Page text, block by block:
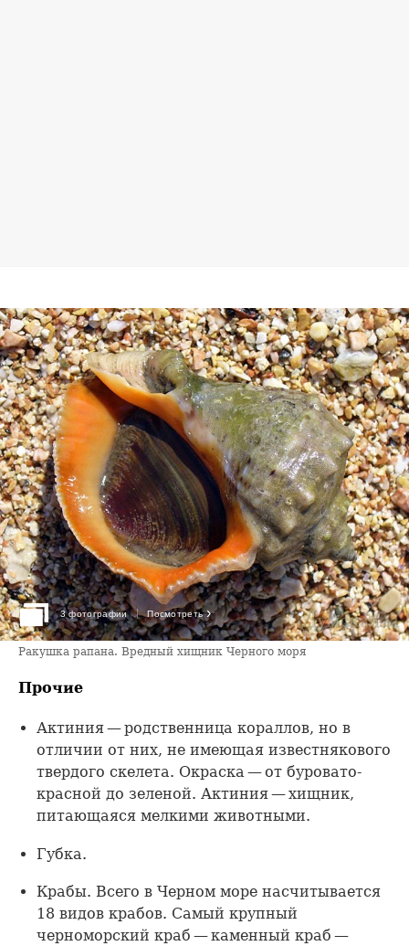
3 фотографии Посмотреть ›
Ракушка рапана. Вредный хищник Черного моря
Прочие
Актиния — родственница кораллов, но в
отличии от них, не имеющая известнякового
твердого скелета. Окраска — от буровато-
красной до зеленой. Актиния — хищник,
питающаяся мелкими животными.
Губка.
Крабы. Всего в Черном море насчитывается
18 видов крабов. Самый крупный
черноморский краб — каменный краб —